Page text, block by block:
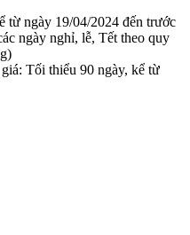
từ ngày 19/04/2024 đến trước
ngày nghỉ, lễ, Tết theo quy
Tối thiểu 90 ngày, kể từ